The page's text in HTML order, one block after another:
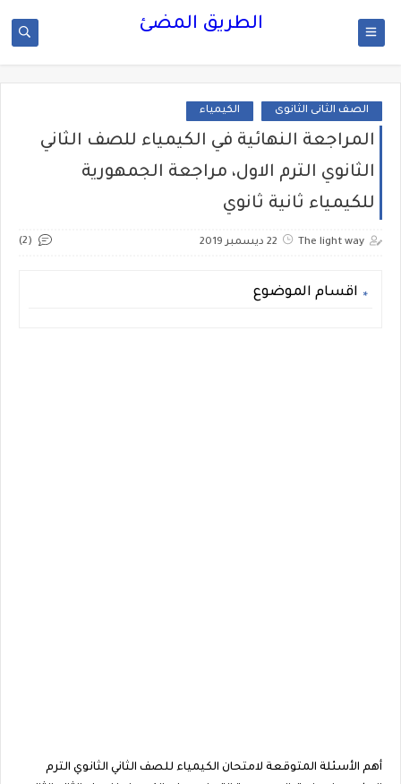
الطريق المضئ
الصف الثانى الثانوى الكيمياء
المراجعة النهائية في الكيمياء للصف الثاني
الثانوي الترم الاول، مراجعة الجمهورية
للكيمياء ثانية ثانوي
The light way 22 ديسمبر 2019 (2)
اقسام الموضوع
أهم الأسئلة المتوقعة لامتحان الكيمياء للصف الثاني الثانوي الترم